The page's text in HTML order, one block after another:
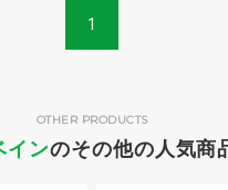
1
インのその他の人気商
OTHER PRODUCTS